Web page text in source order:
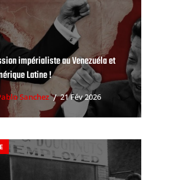
impérialiste au Venezuéla et
Latine !
Sanchez 21 Fév 2026